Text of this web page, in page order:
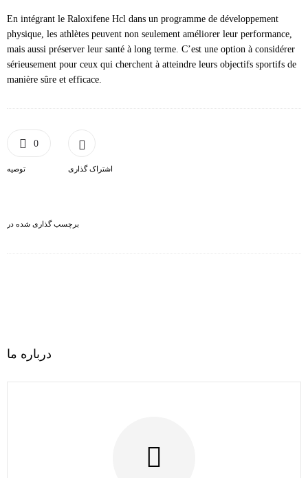
En intégrant le Raloxifene Hcl dans un programme de développement
physique, les athlètes peuvent non seulement améliorer leur performance,
mais aussi préserver leur santé à long terme. C’est une option à considérer
sérieusement pour ceux qui cherchent à atteindre leurs objectifs sportifs de
manière sûre et efficace.
0
توصیه اشتراک گذاری
برچسب گذاری شده در
درباره ما